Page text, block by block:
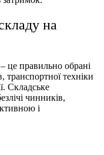
на
це правильно обрані
транспортної техніки
Складське
чинників,
і